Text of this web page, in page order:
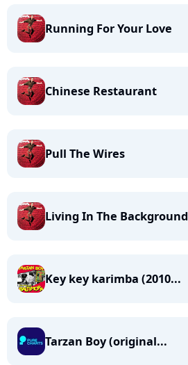
Running For Your Love
Chinese Restaurant
Pull The Wires
Living In The Background
Key key karimba (2010...
Tarzan Boy (original...